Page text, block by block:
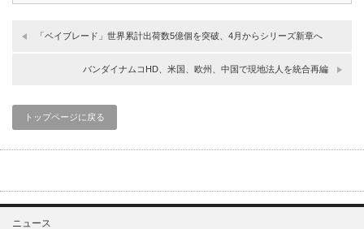
「ベイブレード」世界累計出荷数5億個を突破、4月からシリーズ新章へ
バンダイナムコHD、米国、欧州、中国で現地法人を統合再編
トップページに戻る
ニュース